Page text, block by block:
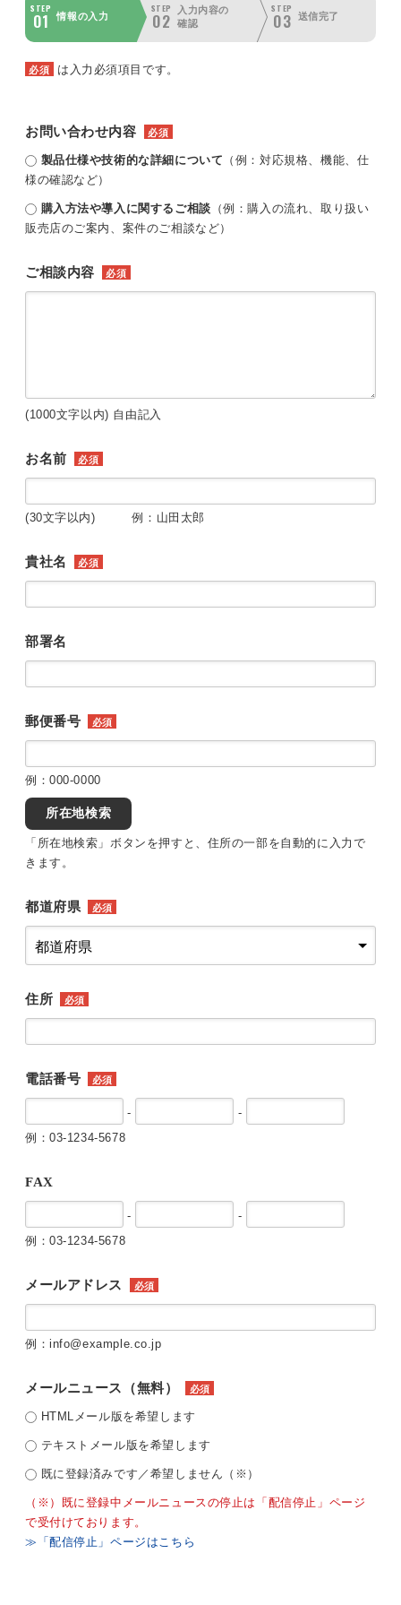
STEP
01 情報の入力
STEP
02
入力内容の
確認
STEP
03 送信完了
必須 は入力必須項目です。
お問い合わせ内容 必須
製品仕様や技術的な詳細について （例：対応規格、機能、仕
様の確認など）
購入方法や導入に関するご相談 （例：購入の流れ、取り扱い
販売店のご案内、案件のご相談など）
ご相談内容 必須
(1000文字以内) 自由記入
お名前 必須
(30文字以内) 例：山田太郎
貴社名 必須
部署名
郵便番号 必須
例：000-0000
所在地検索
「所在地検索」ボタンを押すと、住所の一部を自動的に入力で
きます。
都道府県 必須
住所 必須
電話番号 必須
-
-
例：03-1234-5678
FAX
-
-
例：03-1234-5678
メールアドレス 必須
例：info@example.co.jp
メールニュース（無料） 必須
HTMLメール版を希望します
テキストメール版を希望します
既に登録済みです／希望しません（※）
（※）既に登録中メールニュースの停止は「配信停止」ページ
で受付けております。
≫「配信停止」ページはこちら